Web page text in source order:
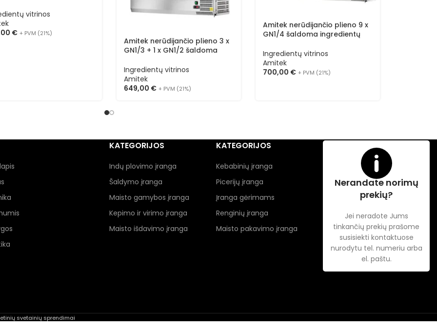
vitrinos
€ + PVM (21%)
Amitek nerūdijančio plieno 3 x
GN1/3 + 1 x GN1/2 šaldoma
AK12438
Ingredientų vitrinos
Amitek
649,00 € + PVM (21%)
Amitek nerūdijančio plieno 9 x
GN1/4 šaldoma ingredientų
Ingredientų vitrinos
Amitek
700,00 € + PVM (21%)
KATEGORIJOS
Indų plovimo įranga
Šaldymo įranga
Maisto gamybos įranga
Kepimo ir virimo įranga
Maisto išdavimo įranga
KATEGORIJOS
Kebabinių įranga
Picerijų įranga
Įranga gėrimams
Renginių įranga
Maisto pakavimo įranga
Nerandate norimų
prekių?
Jei neradote Jums
tinkančių prekių prašome
susisiekti kontaktuose
nurodytu tel. numeriu arba
el. paštu.
svetainių sprendimai